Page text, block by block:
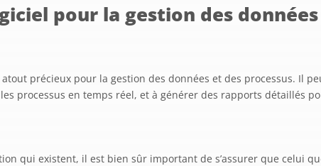
pour la gestion des données
précieux pour la gestion des données et des processus. Il
processus en temps réel, et à générer des rapports détaillés
qui existent, il est bien sûr important de s’assurer que celui